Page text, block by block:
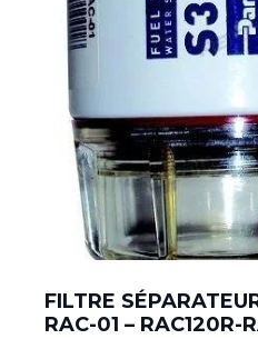
FILTRE
RAC-01 – RAC120R-